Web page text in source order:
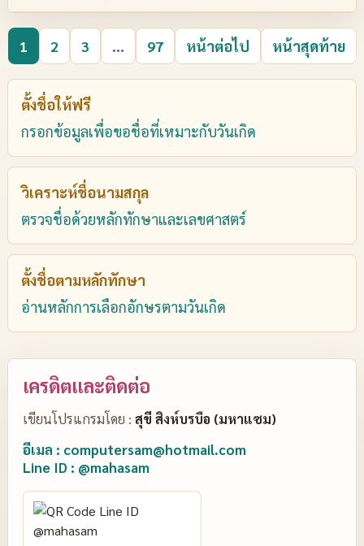
1 2 3 ... 97 หน้าต่อไป หน้าสุดท้าย
ตั้งชื่อให้ฟรี
กรอกข้อมูลเพื่อขอชื่อที่เหมาะกับวันเกิด
วิเคราะห์ชื่อนามสกุล
ตรวจชื่อด้วยหลักทักษาและเลขศาสตร์
ตั้งชื่อตามหลักทักษา
อ่านหลักการเลือกอักษรตามวันเกิด
เครดิตและติดต่อ
เขียนโปรแกรมโดย : สุขี สิงห์บรบือ (มหาแซม)
อีเมล : computersam@hotmail.com
Line ID : @mahasam